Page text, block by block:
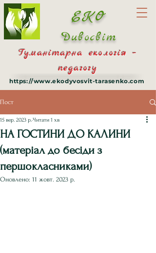
ЕКО
Дивосвіт
https://www.ekodyvosvit-tarasenko.com
Гуманітарна екологія –
педагогу
Пост
НА ГОСТИНИ ДО КАЛИНИ
(матеріал до бесіди з
першокласниками)
15 вер. 2023 р.Читати 1 хв
Оновлено: 11 жовт. 2023 р.